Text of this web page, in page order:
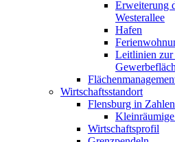
Erweiterung
Westerallee
Hafen
Leitlinien
Wirtschaftsstandort
Flensburg in Zahlen
Wirtschaftsprofil